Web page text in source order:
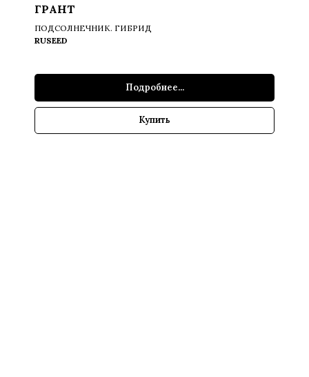
ГРАНТ
ПОДСОЛНЕЧНИК. ГИБРИД
RUSEED
Подробнее...
Купить